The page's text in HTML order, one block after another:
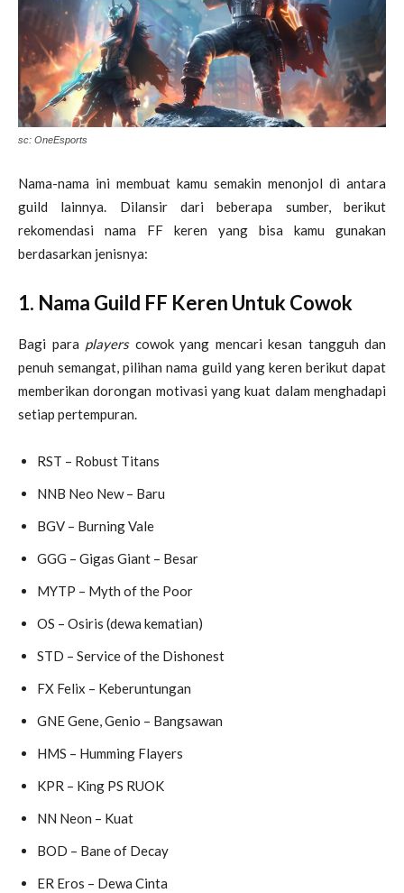
sc: OneEsports
Nama-nama ini membuat kamu semakin menonjol di antara
guild lainnya. Dilansir dari beberapa sumber, berikut
rekomendasi nama FF keren yang bisa kamu gunakan
berdasarkan jenisnya:
1. Nama Guild FF Keren Untuk Cowok
Bagi para players cowok yang mencari kesan tangguh dan
penuh semangat, pilihan nama guild yang keren berikut dapat
memberikan dorongan motivasi yang kuat dalam menghadapi
setiap pertempuran.
RST – Robust Titans
NNB Neo New – Baru
BGV – Burning Vale
GGG – Gigas Giant – Besar
MYTP – Myth of the Poor
OS – Osiris (dewa kematian)
STD – Service of the Dishonest
FX Felix – Keberuntungan
GNE Gene, Genio – Bangsawan
HMS – Humming Flayers
KPR – King PS RUOK
NN Neon – Kuat
BOD – Bane of Decay
ER Eros – Dewa Cinta